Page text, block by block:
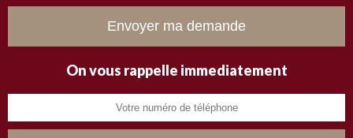
On vous rappelle immediatement